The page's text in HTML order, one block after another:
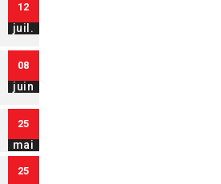
12
juil.
08
juin
25
mai
25